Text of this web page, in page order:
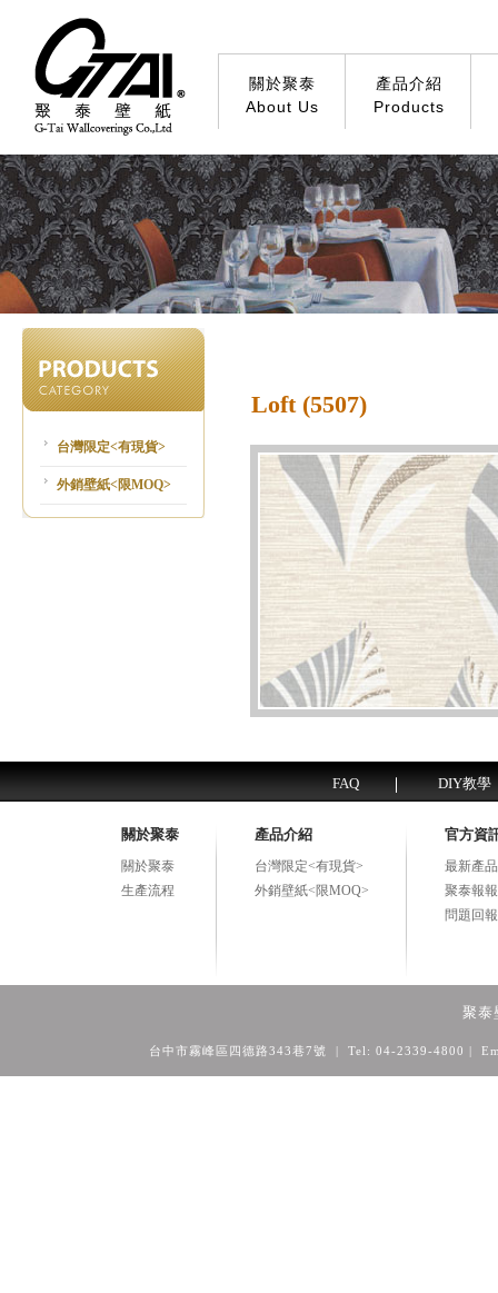
關於聚泰
About Us
產品介紹
Products
台灣限定<有現貨>
外銷壁紙<限MOQ>
Loft (5507)
FAQ DIY教學
關於聚泰
關於聚泰
生產流程
產品介紹
台灣限定<有現貨>
外銷壁紙<限MOQ>
官方資
最新產
聚泰報報
問題回報
聚泰
台中市霧峰區四德路343巷7號 | Tel: 04-2339-4800 |